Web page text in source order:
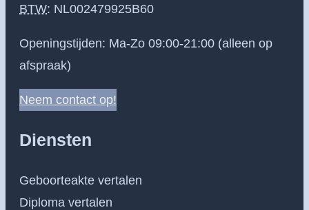
BTW: NL002479925B60
Openingstijden: Ma-Zo 09:00-21:00 (alleen op
afspraak)
Neem contact op!
Diensten
Geboorteakte vertalen
Diploma vertalen